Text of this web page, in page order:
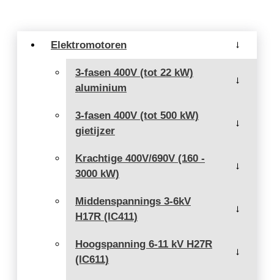
Elektromotoren →
3-fasen 400V (tot 22 kW)
aluminium
→
3-fasen 400V (tot 500 kW)
gietijzer
→
Krachtige 400V/690V (160 -
3000 kW)
→
Middenspannings 3-6kV
H17R (IC411)
→
Hoogspanning 6-11 kV H27R
(IC611)
→